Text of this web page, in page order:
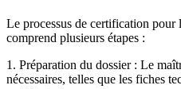
Le processus de certification pour
comprend plusieurs étapes :
1. Préparation du dossier : Le
nécessaires, telles que les fiches